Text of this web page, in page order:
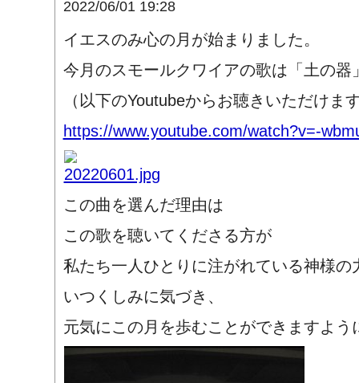
2022/06/01 19:28
イエスのみ心の月が始まりました。
今月のスモールクワイアの歌は「土の器
（以下のYoutubeからお聴きいただけま
https://www.youtube.com/watch?v=-
この曲を選んだ理由は
この歌を聴いてくださる方が
私たち一人ひとりに注がれている神様の
いつくしみに気づき、
元気にこの月を歩むことができますよう